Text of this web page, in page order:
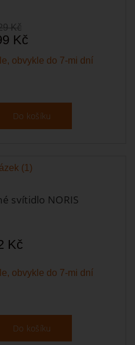
Kč
Kč
obvykle do 7-mi dní
Do košíku
svítidlo NORIS
Kč
obvykle do 7-mi dní
Do košíku